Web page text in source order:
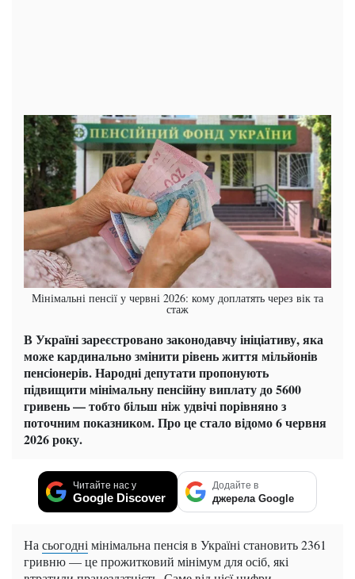
Мінімальні пенсії у червні 2026: кому доплатять через вік та
стаж
В Україні зареєстровано законодавчу ініціативу, яка
може кардинально змінити рівень життя мільйонів
пенсіонерів. Народні депутати пропонують
підвищити мінімальну пенсійну виплату до 5600
гривень — тобто більш ніж удвічі порівняно з
поточним показником. Про це стало відомо 6 червня
2026 року.
Читайте нас у
Google Discover
Додайте в
джерела Google
Насьогоднімінімальна пенсія в Україні становить 2361
гривню — це прожитковий мінімум для осіб, які